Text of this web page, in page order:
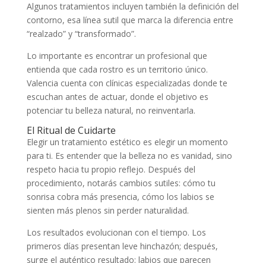
Algunos tratamientos incluyen también la definición del
contorno, esa línea sutil que marca la diferencia entre
“realzado” y “transformado”.
Lo importante es encontrar un profesional que
entienda que cada rostro es un territorio único.
Valencia cuenta con clínicas especializadas donde te
escuchan antes de actuar, donde el objetivo es
potenciar tu belleza natural, no reinventarla.
El Ritual de Cuidarte
Elegir un tratamiento estético es elegir un momento
para ti. Es entender que la belleza no es vanidad, sino
respeto hacia tu propio reflejo. Después del
procedimiento, notarás cambios sutiles: cómo tu
sonrisa cobra más presencia, cómo los labios se
sienten más plenos sin perder naturalidad.
Los resultados evolucionan con el tiempo. Los
primeros días presentan leve hinchazón; después,
surge el auténtico resultado: labios que parecen